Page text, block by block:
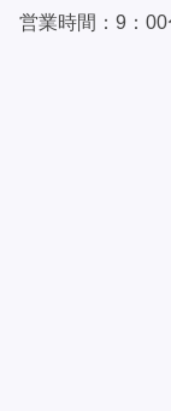
営業時間：9：00